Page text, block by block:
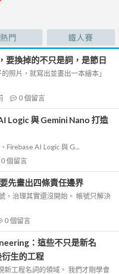
熱門 鐵人賽
要換掉的不只是詞，是節日
照片，就寫出並畫出一本繪本」
0個留言
Logic 與 Gemini Nano 打造
Firebase AI Logic 與 G...
0個留言
先畫出四條責任邊界
，治理其實還沒開始。 帳號只解決
0個留言
：這些不只是新名
生的工程
工程名詞的領域。 我們才剛學會